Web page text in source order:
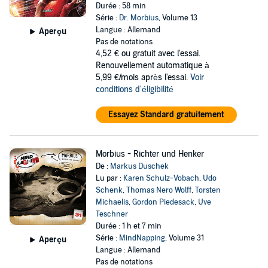
Aperçu
Durée : 58 min
Série : Dr. Morbius, Volume 13
Langue : Allemand
Pas de notations
4,52 € ou gratuit avec l'essai.
Renouvellement automatique à
5,99 €/mois après l'essai. Voir
conditions d'éligibilité
Essayez Standard gratuitement
Aperçu
Morbius - Richter und Henker
De : Markus Duschek
Lu par : Karen Schulz-Vobach, Udo
Schenk,Thomas Nero Wolff,Torsten
Michaelis,Gordon Piedesack, Uve
Teschner
Durée : 1 h et 7 min
Série : MindNapping, Volume 31
Langue : Allemand
Pas de notations